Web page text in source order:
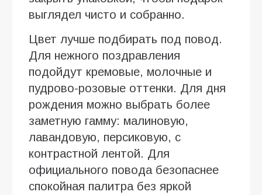
выглядел чисто и собранно.
Цвет лучше подбирать под повод.
Для нежного поздравления
подойдут кремовые, молочные и
пудрово-розовые оттенки. Для дня
рождения можно выбрать более
заметную гамму: малиновую,
лавандовую, персиковую, с
контрастной лентой. Для
официального повода безопаснее
спокойная палитра без яркой